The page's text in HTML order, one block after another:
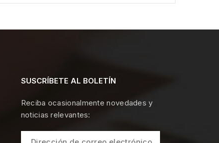
SUSCRÍBETE AL BOLETÍN
Reciba ocasionalmente novedades y
noticias relevantes: